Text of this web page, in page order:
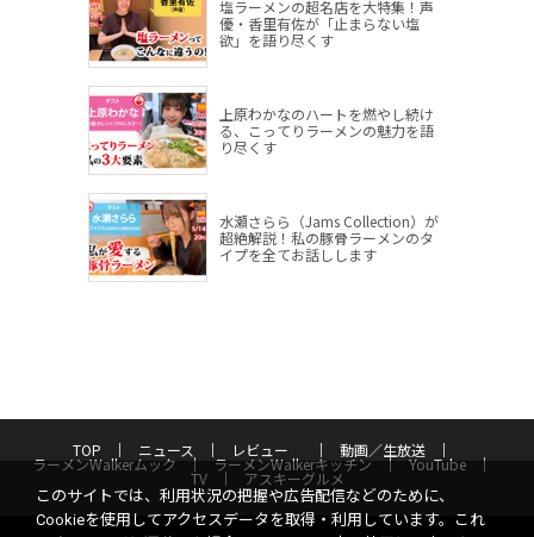
塩ラーメンの超名店を大特集！声
優・香里有佐が「止まらない塩
欲」を語り尽くす
上原わかなのハートを燃やし続け
る、こってりラーメンの魅力を語
り尽くす
水瀬さらら（Jams Collection）が
超絶解説！私の豚骨ラーメンのタ
イプを全てお話しします
TOP ニュース レビュー 動画／生放送
ラーメンWalkerムック ラーメンWalkerキッチン YouTube
TV アスキーグルメ
このサイトでは、利用状況の把握や広告配信などのために、
Cookieを使用してアクセスデータを取得・利用しています。これ